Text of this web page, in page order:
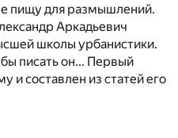
пищу для размышлений.
Аркадьевич
школы урбанистики.
писать он... Первый
и составлен из статей его